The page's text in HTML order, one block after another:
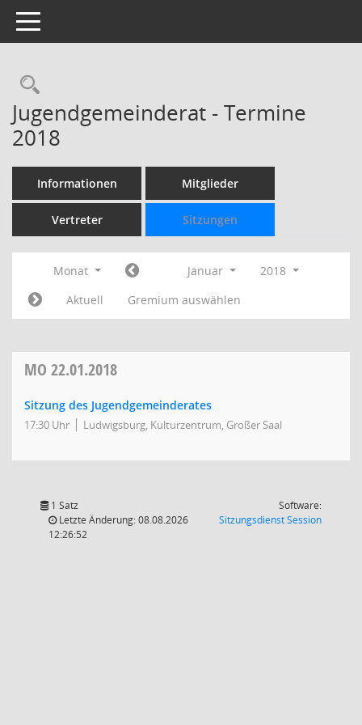
Toggle navigation
Rechercheauswahl
Jugendgemeinderat - Termine
2018
Informationen Mitglieder
Vertreter Sitzungen
Monat Januar
2018
Aktuell
Gremium auswählen
MO 22.01.2018
Sitzung des Jugendgemeinderates
17:30 Uhr Ludwigsburg, Kulturzentrum, Großer Saal
1 Satz
Letzte Änderung: 08.08.2026
12:26:52
Software:
SitzungsdienstSession(Wird in